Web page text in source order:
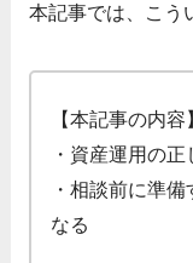
本記事では、こう
【本記事の内容
・資産運用の
・相談前に準
なる